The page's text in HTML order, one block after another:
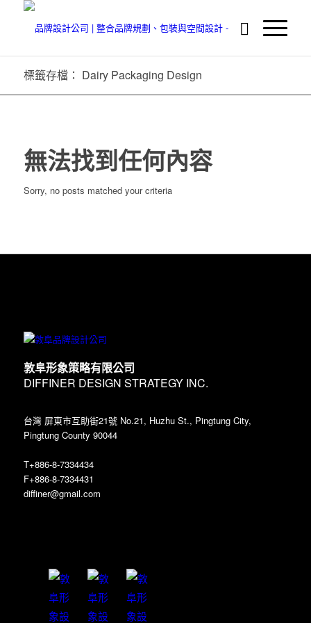
標籤存檔： Dairy Packaging Design
無法找到任何內容
Sorry, no posts matched your criteria
敦阜形象策略有限公司
DIFFINER DESIGN STRATEGY INC.
台灣 屏東市互助街21號 No.21, Huzhu St., Pingtung City,
Pingtung County 90044
T+886-8-7334434
F+886-8-7334431
diffiner@gmail.com